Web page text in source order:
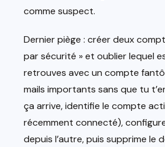
comme suspect.
Dernier piège : créer deux
par sécurité » et oublier lequel
retrouves avec un compte
mails importants sans que tu
ça arrive, identifie le compte
récemment connecté),
depuis l’autre, puis supprime le